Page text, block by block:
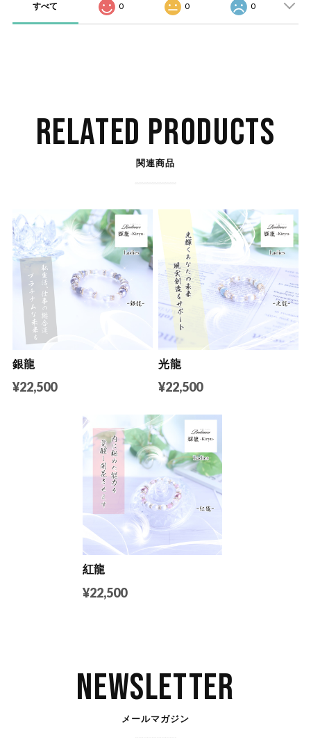
すべて 0 0 0
RELATED PRODUCTS
関連商品
銀龍
¥22,500
光龍
¥22,500
紅龍
¥22,500
Newsletter
メールマガジン